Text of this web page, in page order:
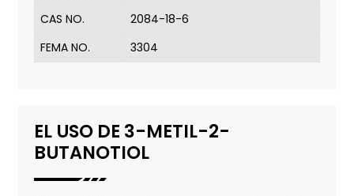
CAS NO.
2084-18-6
FEMA NO.
3304
EL USO DE 3-METIL-2-
BUTANOTIOL